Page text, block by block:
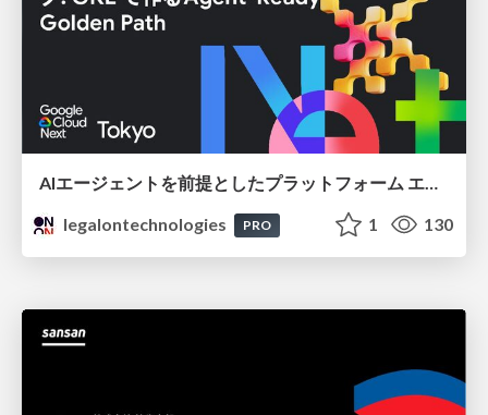
AIエージェントを前提としたプラットフォーム エンジニアリング：GKEで作るAgent-Ready Golden Path
legalontechnologies
PRO 1 130